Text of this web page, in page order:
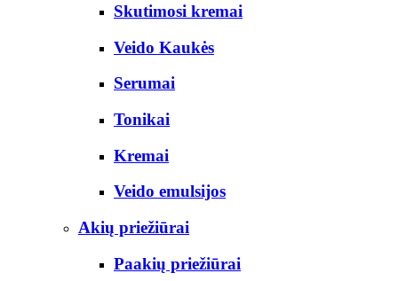
Skutimosi kremai
Veido Kaukės
Serumai
Tonikai
Kremai
Veido emulsijos
Akių priežiūrai
Paakių priežiūrai